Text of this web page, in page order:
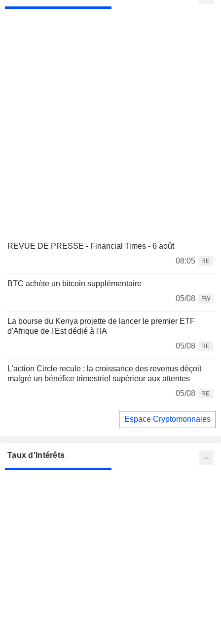
REVUE DE PRESSE - Financial Times - 6 août
08:05
RE
BTC achète un bitcoin supplémentaire
05/08
FW
La bourse du Kenya projette de lancer le premier ETF
d'Afrique de l'Est dédié à l'IA
05/08
RE
L'action Circle recule : la croissance des revenus déçoit
malgré un bénéfice trimestriel supérieur aux attentes
05/08
RE
Espace Cryptomonnaies
Taux d'Intérêts